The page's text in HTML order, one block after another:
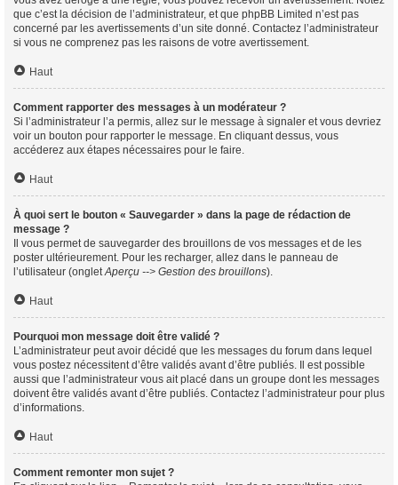
que c’est la décision de l’administrateur, et que phpBB Limited n’est pas
concerné par les avertissements d’un site donné. Contactez l’administrateur
si vous ne comprenez pas les raisons de votre avertissement.
Haut
Comment rapporter des messages à un modérateur ?
Si l’administrateur l’a permis, allez sur le message à signaler et vous devriez
voir un bouton pour rapporter le message. En cliquant dessus, vous
accéderez aux étapes nécessaires pour le faire.
Haut
À quoi sert le bouton « Sauvegarder » dans la page de rédaction de
message ?
Il vous permet de sauvegarder des brouillons de vos messages et de les
poster ultérieurement. Pour les recharger, allez dans le panneau de
l’utilisateur (ongletAperçu --> Gestion des brouillons).
Haut
Pourquoi mon message doit être validé ?
L’administrateur peut avoir décidé que les messages du forum dans lequel
vous postez nécessitent d’être validés avant d’être publiés. Il est possible
aussi que l’administrateur vous ait placé dans un groupe dont les messages
doivent être validés avant d’être publiés. Contactez l’administrateur pour plus
d’informations.
Haut
Comment remonter mon sujet ?